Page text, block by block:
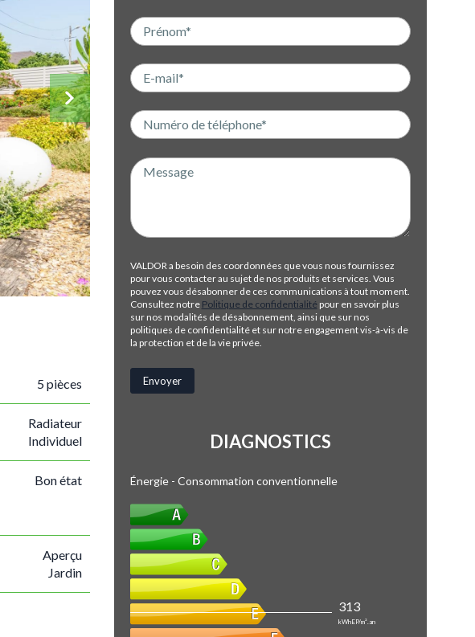
5 pièces
Radiateur
Individuel
Bon état
Aperçu
Jardin
VALDOR a besoin des coordonnées que vous nous fournissez
pour vous contacter au sujet de nos produits et services. Vous
pouvez vous désabonner de ces communications à tout moment.
Consultez notre Politique de confidentialité pour en savoir plus
sur nos modalités de désabonnement, ainsi que sur nos
politiques de confidentialité et sur notre engagement vis-à-vis de
la protection et de la vie privée.
DIAGNOSTICS
Énergie - Consommation conventionnelle
313
kWhEP/m².an